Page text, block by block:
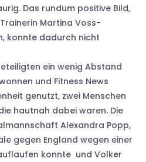
Das rundum positive Bild,
Martina Voss-
konnte dadurch nicht
ein wenig Abstand
und Fitness News
genutzt, zwei Menschen
hautnah dabei waren. Die
Alexandra Popp,
gegen England wegen einer
konnte und Volker